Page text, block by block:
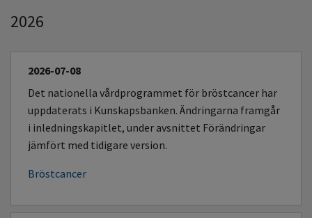
2026
2026-07-08
Det nationella vårdprogrammet för bröstcancer har
uppdaterats i Kunskapsbanken. Ändringarna framgår
i inledningskapitlet, under avsnittet Förändringar
jämfört med tidigare version.
Bröstcancer